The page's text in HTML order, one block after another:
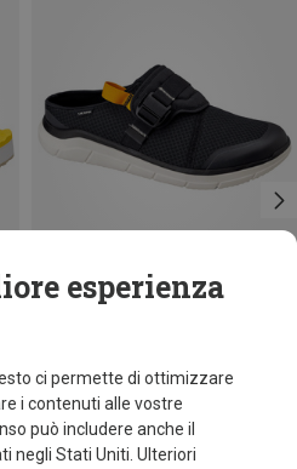
esperienza
ci permette di ottimizzare
i contenuti alle vostre
può includere anche il
negli Stati Uniti. Ulteriori